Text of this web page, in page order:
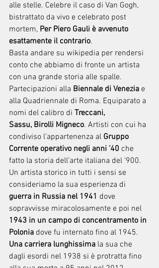
alle stelle. Celebre il caso di Van Gogh,
bistrattato da vivo e celebrato post
mortem, Per Piero Gauli è avvenuto
esattamente il contrario.
Basta andare su wikipedia per rendersi
conto che abbiamo di fronte un artista
con una grande storia alle spalle.
Partecipazioni alla Biennale di Venezia e
alla Quadriennale di Roma. Equiparato a
nomi del calibro di Treccani,
Sassu, Birolli Migneco. Artisti con cui ha
condiviso l’appartenenza al Gruppo
Corrente operativo negli anni ’40 che
fatto la storia dell’arte italiana del ‘900.
Un artista storico in tutti i sensi se
consideriamo la sua esperienza di
guerra in Russia nel 1941 dove
sopravvisse miracolosamente e poi nel
1943 in un campo di concentramento in
Polonia dove fu internato fino al 1945.
Una carriera lunghissima la sua che
dagli esordi nel 1938 si è protratta fino